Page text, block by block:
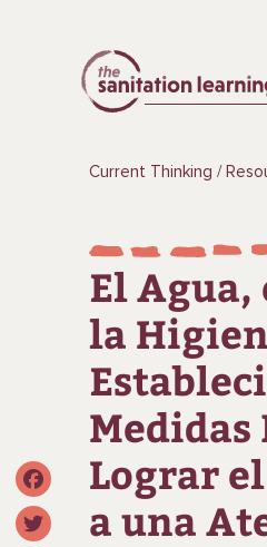
Current Thinking
El
la
Medidas
Lograr
a una
Facebook